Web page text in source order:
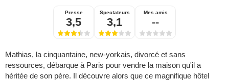
Presse
3,5
Spectateurs
3,1
Mes amis
--
Mathias, la cinquantaine, new-yorkais, divorcé et sans
ressources, débarque à Paris pour vendre la maison qu'il a
héritée de son père. Il découvre alors que ce magnifique hôtel